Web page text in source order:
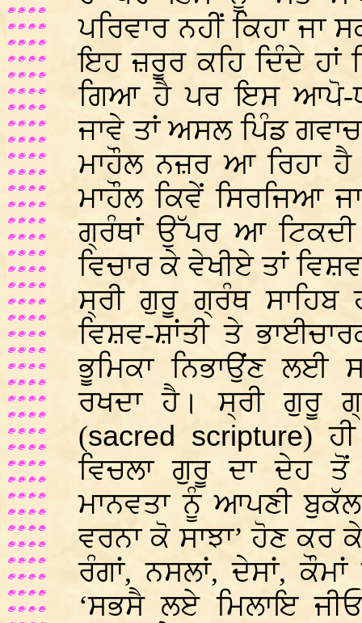
ਪਰਿਵਾਰ ਨਹੀਂ ਕਿਹਾ
ਇਹ ਜ਼ਰੂਰ ਕਹਿ ਦਿੰਦੇ ਹਾਂ
ਗਿਆ ਹੈ ਪਰ ਇਸ ਆਪੋ-
ਜਾਵੇ ਤਾਂ ਅਸਲ ਪਿੰਡ
ਮਾਹੌਲ ਨਜ਼ਰ ਆ ਰਿਹਾ
ਮਾਹੌਲ ਕਿਵੇਂ ਸਿਰਜਿਆ
ਗ੍ਰੰਥਾਂ ਉੱਪਰ ਆ
ਵਿਚਾਰ ਕੇ ਵੇਖੀਏ ਤਾਂ
ਸ੍ਰੀ ਗੁਰੂ ਗ੍ਰੰਥ
ਵਿਸ਼ਵ-ਸ਼ਾਂਤੀ ਤੇ
ਭੂਮਿਕਾ ਨਿਭਾਉਂਣ ਲਈ
ਰਖਦਾ ਹੈ। ਸ੍ਰੀ ਗੁਰੂ
(sacred scripture)
ਵਿਚਲਾ ਗੁਰੂ ਦਾ ਦੇਹ ਤੋਂ
ਮਾਨਵਤਾ ਨੂੰ ਆਪਣੀ
ਵਰਨਾ ਕੋ ਸਾਝਾ’ ਹੋਣ ਕਰ
ਰੰਗਾਂ, ਨਸਲਾਂ, ਦੇਸਾਂ,
‘ਸਭਸੈ ਲਏ ਮਿਲਾਇ